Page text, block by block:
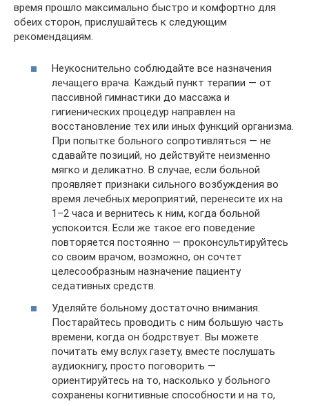
время прошло максимально быстро и комфортно для
обеих сторон, прислушайтесь к следующим
рекомендациям.
Неукоснительно соблюдайте все назначения
лечащего врача. Каждый пункт терапии — от
пассивной гимнастики до массажа и
гигиенических процедур направлен на
восстановление тех или иных функций организма.
При попытке больного сопротивляться — не
сдавайте позиций, но действуйте неизменно
мягко и деликатно. В случае, если больной
проявляет признаки сильного возбуждения во
время лечебных мероприятий, перенесите их на
1–2 часа и вернитесь к ним, когда больной
успокоится. Если же такое его поведение
повторяется постоянно — проконсультируйтесь
со своим врачом, возможно, он сочтет
целесообразным назначение пациенту
седативных средств.
Уделяйте больному достаточно внимания.
Постарайтесь проводить с ним большую часть
времени, когда он бодрствует. Вы можете
почитать ему вслух газету, вместе послушать
аудиокнигу, просто поговорить —
ориентируйтесь на то, насколько у больного
сохранены когнитивные способности и на то,